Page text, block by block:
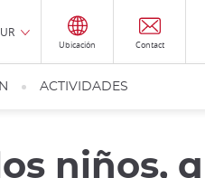
Ubicación Contact
ACTIVIDADES
niños,